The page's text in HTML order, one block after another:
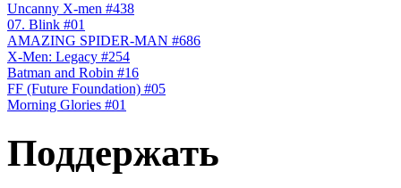
Uncanny X-men #438
07. Blink #01
AMAZING SPIDER-MAN #686
X-Men: Legacy #254
Batman and Robin #16
FF (Future Foundation) #05
Morning Glories #01
Поддержать